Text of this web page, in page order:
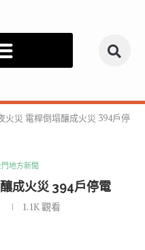
火災 電桿倒塌釀成火災 394戶停
地方新聞
成火災 394戶停電
1.1K觀看